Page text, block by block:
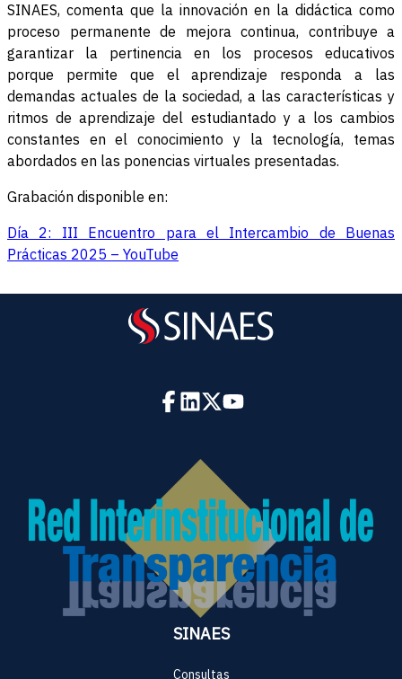
SINAES, comenta que la innovación en la didáctica como
proceso permanente de mejora continua, contribuye a
garantizar la pertinencia en los procesos educativos
porque permite que el aprendizaje responda a las
demandas actuales de la sociedad, a las características y
ritmos de aprendizaje del estudiantado y a los cambios
constantes en el conocimiento y la tecnología, temas
abordados en las ponencias virtuales presentadas.
Grabación disponible en:
Día 2: III Encuentro para el Intercambio de Buenas
Prácticas 2025 – YouTube
SINAES
Consultas